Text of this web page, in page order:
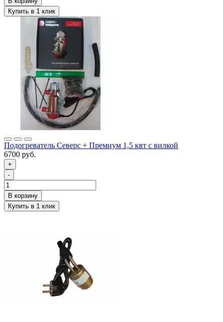
Подогреватель Северс + Премиум 1,5 квт с вилкой
6700 руб.
+
-